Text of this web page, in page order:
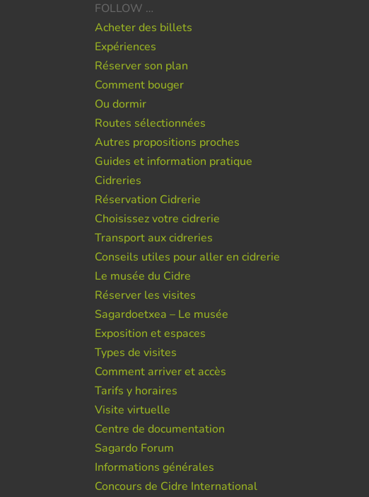
FOLLOW …
Acheter des billets
Expériences
Réserver son plan
Comment bouger
Ou dormir
Routes sélectionnées
Autres propositions proches
Guides et information pratique
Cidreries
Réservation Cidrerie
Choisissez votre cidrerie
Transport aux cidreries
Conseils utiles pour aller en cidrerie
Le musée du Cidre
Réserver les visites
Sagardoetxea – Le musée
Exposition et espaces
Types de visites
Comment arriver et accès
Tarifs y horaires
Visite virtuelle
Centre de documentation
Sagardo Forum
Informations générales
Concours de Cidre International